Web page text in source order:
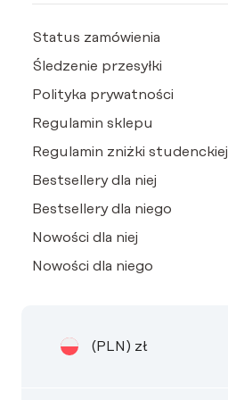
Status zamówienia
Śledzenie przesyłki
Polityka prywatności
Regulamin sklepu
Regulamin zniżki studenckiej
Bestsellery dla niej
Bestsellery dla niego
Nowości dla niej
Nowości dla niego
(PLN) zł